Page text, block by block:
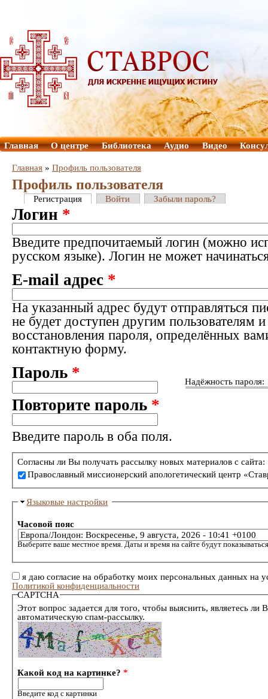
Главная О центре Библиотека Аудио Видео
Главная » Профиль пользователя
Профиль пользователя
Регистрация Войти Забыли пароль?
Логин *
Введите предпочитаемый логин (можно
русском языке). Логин не может
E-mail адрес *
На указанный адрес будут отправляться
не будет доступен другим пользователям
восстановления пароля, определённых
контактную форму.
Надёжность пароля:
Пароль *
Повторите пароль *
Введите пароль в оба поля.
Согласны ли Вы получать рассылку новых материалов с сайта:
Православный миссионерский апологетический центр
Языковые настройки
Часовой пояс
Выберите ваше местное время. Даты и время на сайте будут
я даю согласие на обработку моих персональных данных на
Политикой конфиденциальности
CAPTCHA
Этот вопрос задается для того, чтобы выяснить, являетесь ли
автоматическую спам-рассылку.
Какой код на картинке?*
Введите код с картинки